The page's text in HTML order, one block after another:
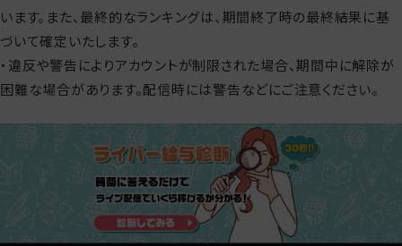
います。また、最終的なランキングは、期間終了時の最終結果に基
づいて確定いたします。
・違反や警告によりアカウントが制限された場合、期間中に解除が
困難な場合があります。配信時には警告などにご注意ください。